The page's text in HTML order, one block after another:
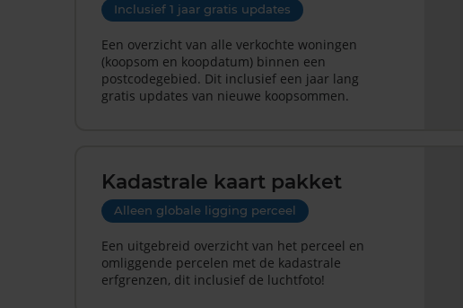
Inclusief 1 jaar gratis updates
Een overzicht van alle verkochte woningen
(koopsom en koopdatum) binnen een
postcodegebied. Dit inclusief een jaar lang
gratis updates van nieuwe koopsommen.
Kadastrale kaart pakket
Alleen globale ligging perceel
Een uitgebreid overzicht van het perceel en
omliggende percelen met de kadastrale
erfgrenzen, dit inclusief de luchtfoto!